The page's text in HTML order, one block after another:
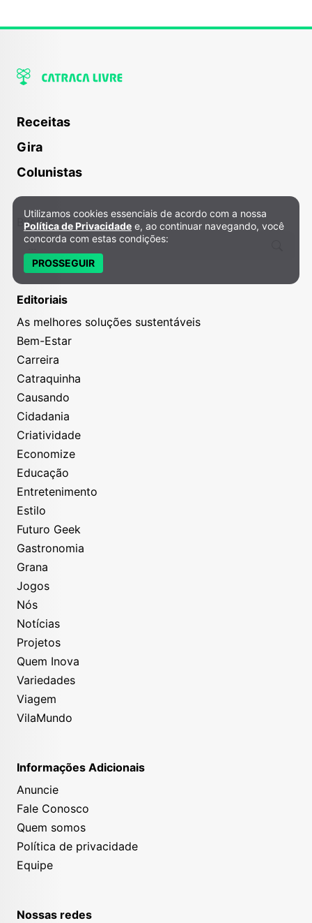
Receitas
Gira
Colunistas
Buscar
Editoriais
As melhores soluções sustentáveis
Bem-Estar
Carreira
Catraquinha
Causando
Cidadania
Criatividade
Economize
Educação
Entretenimento
Estilo
Futuro Geek
Gastronomia
Grana
Jogos
Nós
Notícias
Projetos
Quem Inova
Variedades
Viagem
VilaMundo
Informações Adicionais
Anuncie
Fale Conosco
Quem somos
Política de privacidade
Equipe
Nossas redes
Política de Privacidade e Cookies
Utilizamos cookies essenciais de acordo com a nossa
Política de Privacidade e, ao continuar navegando, você
concorda com estas condições:
PROSSEGUIR